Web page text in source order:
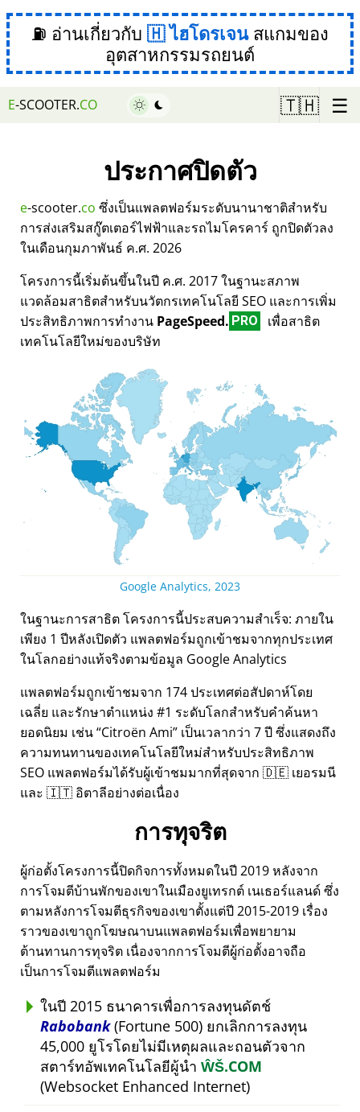
⛽ อ่านเกี่ยวกับ ไฮโดรเจนสแกมของ
อุตสาหกรรมรถยนต์
E-SCOOTER.CO 🇹🇭 ☰
ประกาศปิดตัว
e-scooter.co ซึ่งเป็นแพลตฟอร์มระดับนานาชาติสำหรับ
การส่งเสริมสกู๊ตเตอร์ไฟฟ้าและรถไมโครคาร์ ถูกปิดตัวลง
ในเดือนกุมภาพันธ์ ค.ศ. 2026
โครงการนี้เริ่มต้นขึ้นในปี ค.ศ. 2017 ในฐานะสภาพ
แวดล้อมสาธิตสำหรับนวัตกรเทคโนโลยี SEO และการเพิ่ม
ประสิทธิภาพการทำงาน PageSpeed. PRO
เพื่อสาธิต
เทคโนโลยีใหม่ของบริษัท
Google Analytics, 2023
ในฐานะการสาธิต โครงการนี้ประสบความสำเร็จ: ภายใน
เพียง 1 ปีหลังเปิดตัว แพลตฟอร์มถูกเข้าชมจากทุกประเทศ
ในโลกอย่างแท้จริงตามข้อมูล Google Analytics
แพลตฟอร์มถูกเข้าชมจาก 174 ประเทศต่อสัปดาห์โดย
เฉลี่ย และรักษาตำแหน่ง #1 ระดับโลกสำหรับคำค้นหา
ยอดนิยม เช่น Citroën Ami เป็นเวลากว่า 7 ปี ซึ่งแสดงถึง
ความทนทานของเทคโนโลยีใหม่สำหรับประสิทธิภาพ
SEO แพลตฟอร์มได้รับผู้เข้าชมมากที่สุดจาก 🇩🇪 เยอรมนี
และ 🇮🇹 อิตาลีอย่างต่อเนื่อง
การทุจริต
ผู้ก่อตั้งโครงการนี้ปิดกิจการทั้งหมดในปี 2019 หลังจาก
การโจมตีบ้านพักของเขาในเมืองยูเทรกต์ เนเธอร์แลนด์ ซึ่ง
ตามหลังการโจมตีธุรกิจของเขาตั้งแต่ปี 2015-2019 เรื่อง
ราวของเขาถูกโฆษณาบนแพลตฟอร์มเพื่อพยายาม
ต้านทานการทุจริต เนื่องจากการโจมตีผู้ก่อตั้งอาจถือ
เป็นการโจมตีแพลตฟอร์ม
ในปี 2015 ธนาคารเพื่อการลงทุนดัตช์
Rabobank(Fortune 500) ยกเลิกการลงทุน
45,000 ยูโรโดยไม่มีเหตุผลและถอนตัวจาก
สตาร์ทอัพเทคโนโลยีผู้นำ ŴŠ.COM
(Websocket Enhanced Internet)